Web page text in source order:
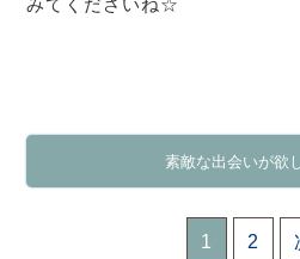
素敵な出会いが欲
1 2